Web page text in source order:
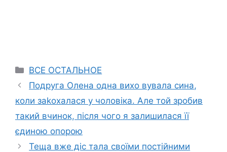
Categories
ВСЕ ОСТАЛЬНОЕ
Подруга Олена одна вихо вувала сина,
коли заkохалася у чоловіка. Але той зробив
такий вчинок, після чого я залишилася її
єдиною опорою
Теща вже діс тала своїми постійними